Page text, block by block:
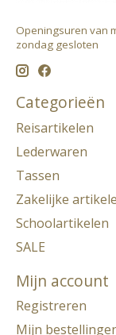
Openingsuren van
zondag gesloten
Categorieën
Reisartikelen
Lederwaren
Tassen
Zakelijke
Schoolartikelen
SALE
Mijn account
Registreren
Mijn